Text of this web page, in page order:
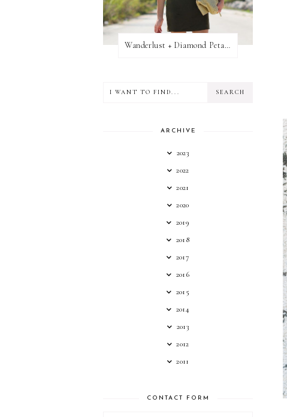
Wanderlust + Diamond Petal Giveaway
ARCHIVE
2023
2022
2021
2020
2019
2018
2017
2016
2015
2014
2013
2012
2011
CONTACT FORM